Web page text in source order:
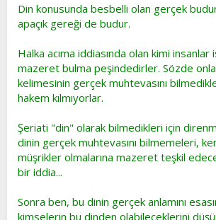
Din konusunda besbelli olan gerçek
apaçık gereği de budur.
Halka acıma iddiasında olan kimi
mazeret bulma peşindedirler. Sözde
kelimesinin gerçek muhtevasını
hakem kılmıyorlar.
Şeriati "din" olarak bilmedikleri için
dinin gerçek muhtevasını bilmemeleri,
müşrikler olmalarına mazeret teşkil
bir iddia...
Sonra ben, bu dinin gerçek anlamını
kimselerin bu dinden olabileceklerini